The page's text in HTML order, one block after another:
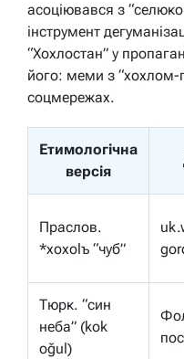
асоціювався з
інструмент
“Хохлостан” у
його: меми з “хохлом-
соцмережах.
Етимологічна
версія
Праслов.
*xoxolъ “чуб”
Тюрк. “син
неба” (kok
oğul)